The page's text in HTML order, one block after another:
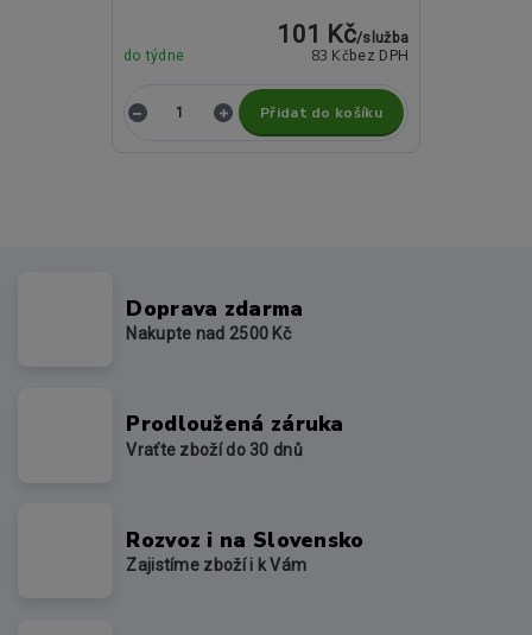
101 Kč/služba
83 Kč bez DPH
do týdne
Přidat do košíku
Doprava zdarma
Nakupte nad 2500 Kč
Prodloužená záruka
Vraťte zboží do 30 dnů
Rozvoz i na Slovensko
Zajistíme zboží i k Vám